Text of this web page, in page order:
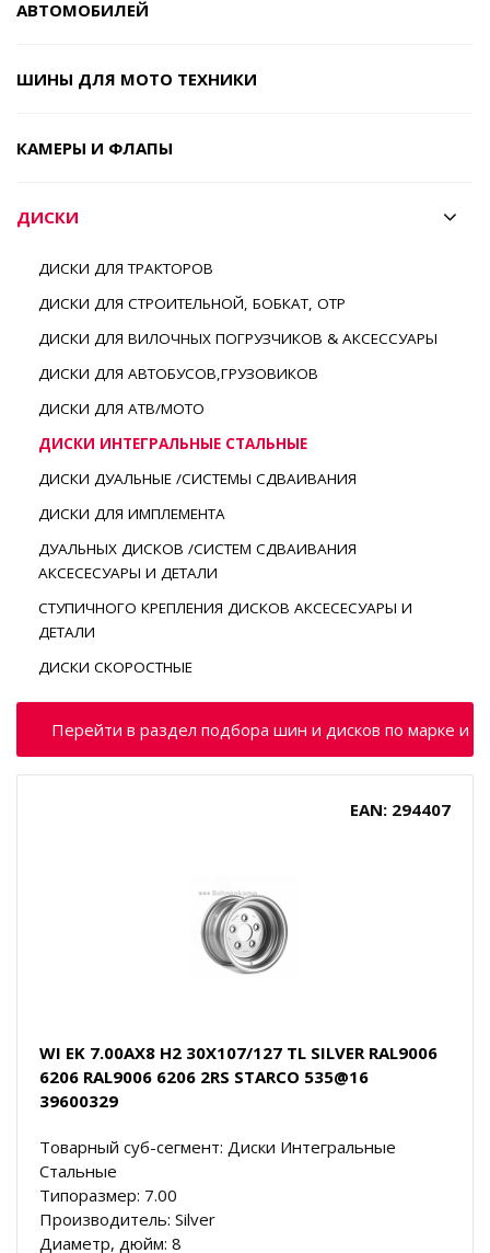
АВТОМОБИЛЕЙ
ШИНЫ ДЛЯ МОТО ТЕХНИКИ
КАМЕРЫ И ФЛАПЫ
ДИСКИ
ДИСКИ ДЛЯ ТРАКТОРОВ
ДИСКИ ДЛЯ СТРОИТЕЛЬНОЙ, БОБКАТ, ОТР
ДИСКИ ДЛЯ ВИЛОЧНЫХ ПОГРУЗЧИКОВ & АКСЕССУАРЫ
ДИСКИ ДЛЯ АВТОБУСОВ,ГРУЗОВИКОВ
ДИСКИ ДЛЯ АТВ/МОТО
ДИСКИ ИНТЕГРАЛЬНЫЕ СТАЛЬНЫЕ
ДИСКИ ДУАЛЬНЫЕ /СИСТЕМЫ СДВАИВАНИЯ
ДИСКИ ДЛЯ ИМПЛЕМЕНТА
ДУАЛЬНЫХ ДИСКОВ /СИСТЕМ СДВАИВАНИЯ
АКСЕСЕСУАРЫ И ДЕТАЛИ
СТУПИЧНОГО КРЕПЛЕНИЯ ДИСКОВ АКСЕСЕСУАРЫ И
ДЕТАЛИ
ДИСКИ СКОРОСТНЫЕ
Перейти в раздел подбора шин и дисков по марке и
EAN: 294407
WI EK 7.00AX8 H2 30X107/127 TL SILVER RAL9006
6206 RAL9006 6206 2RS STARCO 535@16
39600329
Товарный суб-сегмент: Диски Интегральные
Стальные
Типоразмер: 7.00
Производитель: Silver
Диаметр, дюйм: 8